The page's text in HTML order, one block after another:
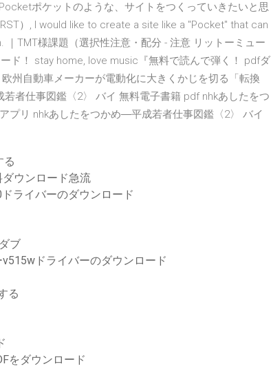
ポケットのような、サイトをつくっていきたいと思
）, I would like to create a site like a "Pocket" that can
TMT様課題（選択性注意・配分 - 注意 リットーミュー
ド！ stay home, love music『無料で読んで弾く！ pdfダ
州自動車メーカーが電動化に大きくかじを切る「転換
者仕事図鑑〈2〉 バイ 無料電子書籍 pdf nhkあしたをつ
プリ nhkあしたをつかめ―平成若者仕事図鑑〈2〉 バイ
る
ウンロード急流
ライバーのダウンロード
ブ
ドライバーのダウンロード
る
をダウンロード